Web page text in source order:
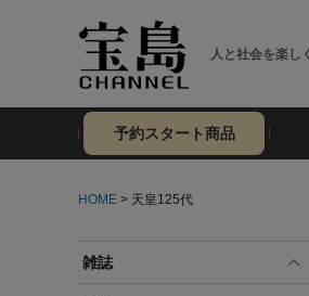
人と社会を楽し
予約スタート商品
HOME > 天皇125代
雑誌